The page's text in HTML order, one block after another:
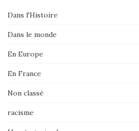
Dans l'Histoire
Dans le monde
En Europe
En France
Non classé
racisme